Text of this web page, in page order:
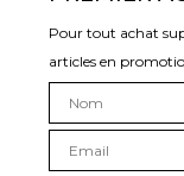
Pour tout achat
articles en